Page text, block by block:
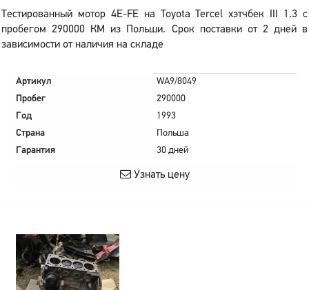
Тестированный мотор 4E-FE на Toyota Tercel хэтчбек III 1.3 с
пробегом 290000 КМ из Польши. Срок поставки от 2 дней в
зависимости от наличия на складе
Артикул
WA9/8049
Пробег
290000
Год
1993
Страна
Польша
Гарантия
30 дней
Узнать цену